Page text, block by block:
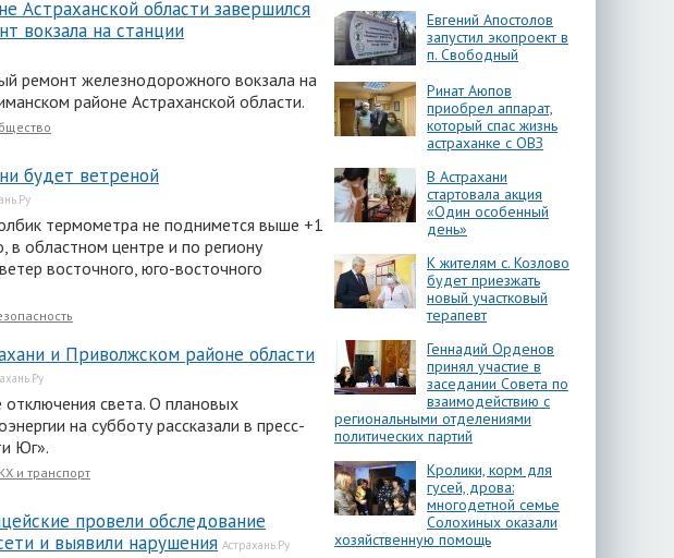
Астраханской области завершился
вокзала на станции
ремонт железнодорожного вокзала на
районе Астраханской области.
будет ветреной
термометра не поднимется выше +1
в областном центре и по региону
восточного, юго-восточного
и Приволжском районе области
света. О плановых
на субботу рассказали в пресс-
Юг».
и транспорт
провели обследование
и выявили нарушения Астрахань.Ру
Евгений Апостолов
запустил экопроект в
п. Свободный
Ринат Аюпов
приобрел аппарат,
который спас жизнь
астраханке с ОВЗ
В Астрахани
стартовала акция
«Один особенный
день»
К жителям с. Козлово
будет приезжать
новый участковый
терапевт
Геннадий Орденов
принял участие в
заседании Совета по
взаимодействию с
региональными отделениями
политических партий
Кролики, корм для
гусей, дрова:
многодетной семье
Солохиных оказали
хозяйственную помощь